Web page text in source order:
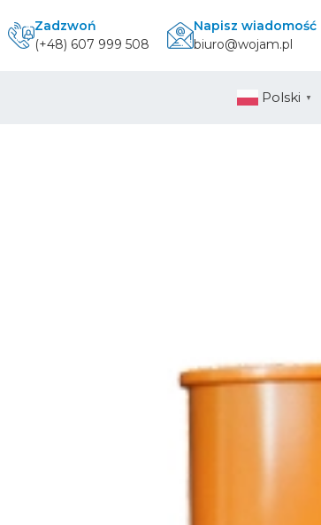
Zadzwoń
(+48) 607 999 508
Napisz wiadomość
biuro@wojam.pl
Polski ▼